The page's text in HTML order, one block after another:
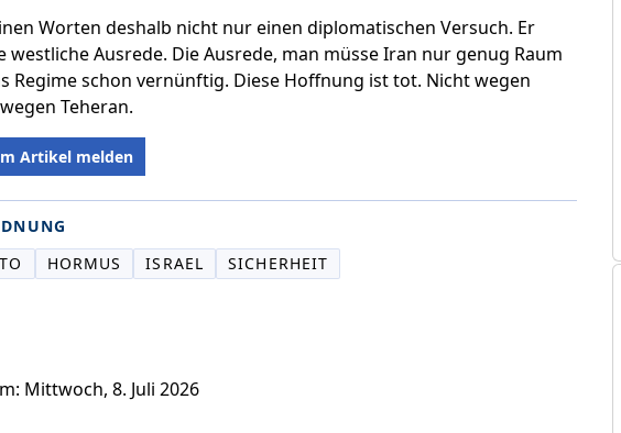
Worten deshalb nicht nur einen diplomatischen Versuch. Er
westliche Ausrede. Die Ausrede, man müsse Iran nur genug Raum
Regime schon vernünftig. Diese Hoffnung ist tot. Nicht wegen
Teheran.
Artikel melden
HORMUS ISRAEL SICHERHEIT
Mittwoch, 8. Juli 2026